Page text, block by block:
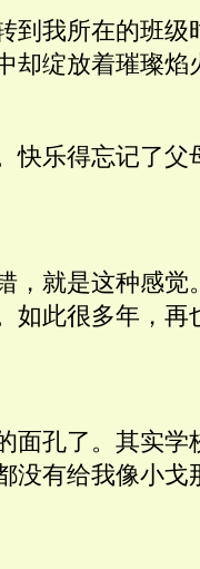
到我所在的班级
却绽放着璀璨焰
快乐得忘记了父
，就是这种感觉
如此很多年，再
面孔了。其实学
没有给我像小戈